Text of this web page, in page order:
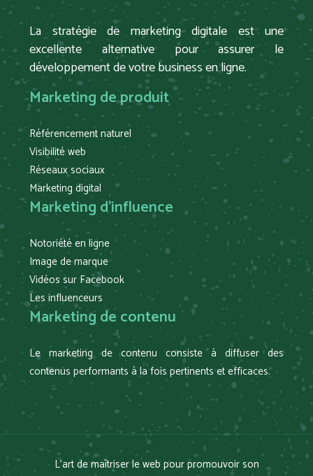
La stratégie de marketing digitale est une
excellente alternative pour assurer le
développement de votre business en ligne.
Marketing de produit
Référencement naturel
Visibilité web
Réseaux sociaux
Marketing digital
Marketing d’influence
Notoriété en ligne
Image de marque
Vidéos sur Facebook
Les influenceurs
Marketing de contenu
Le marketing de contenu consiste à diffuser des
contenus performants à la fois pertinents et efficaces.
L’art de maîtriser le web pour promouvoir son